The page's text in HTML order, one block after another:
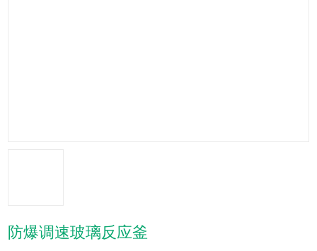
防爆调速玻璃反应釜